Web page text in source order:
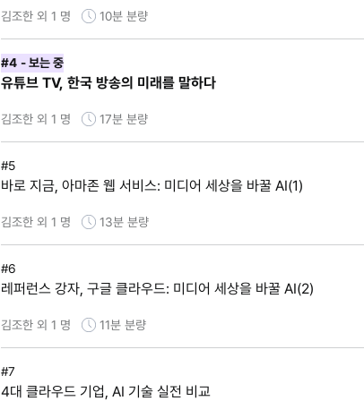
김조한 외 1 명 10분 분량
#4 - 보는 중
유튜브 TV, 한국 방송의 미래를 말하다
김조한 외 1 명 17분 분량
#5
바로 지금, 아마존 웹 서비스: 미디어 세상을 바꿀 AI(1)
김조한 외 1 명 13분 분량
#6
레퍼런스 강자, 구글 클라우드: 미디어 세상을 바꿀 AI(2)
김조한 외 1 명 11분 분량
#7
4대 클라우드 기업, AI 기술 실전 비교